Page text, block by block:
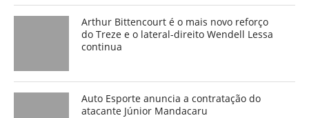
Arthur Bittencourt é o mais novo reforço
do Treze e o lateral-direito Wendell Lessa
continua
Auto Esporte anuncia a contratação do
atacante Júnior Mandacaru